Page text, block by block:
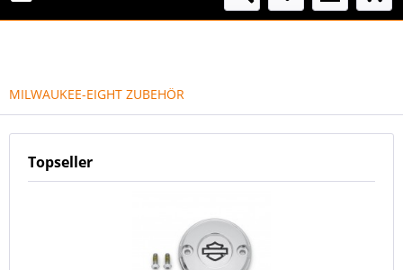
MILWAUKEE-EIGHT ZUBEHÖR
Topseller